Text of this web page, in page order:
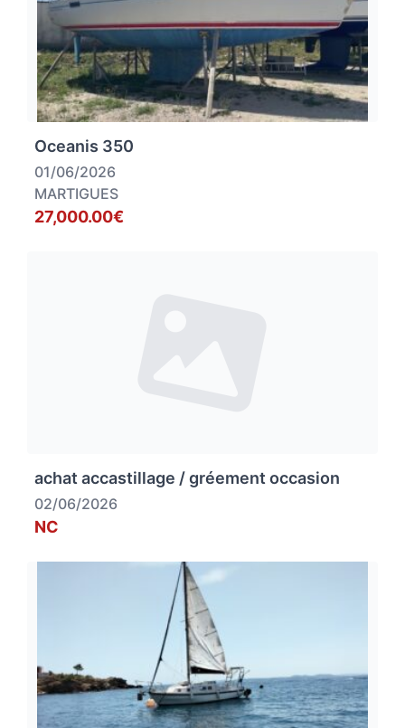
Oceanis 350
01/06/2026
MARTIGUES
27,000.00€
achat accastillage / gréement occasion
02/06/2026
NC